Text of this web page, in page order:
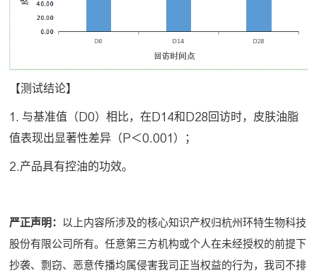
【测试结论】
1. 与基准值（D0）相比，在D14和D28回访时，皮肤油脂
值表现出显著性差异（P＜0.001）；
2.产品具有控油的功效。
严正声明： 以上内容所涉及的核心知识产权归杭州环特生物科技
股份有限公司所有。任意第三方机构或个人在未经授权的前提下
抄袭、剽窃、恶意传播均属侵害我司正当权益的行为，我司不排